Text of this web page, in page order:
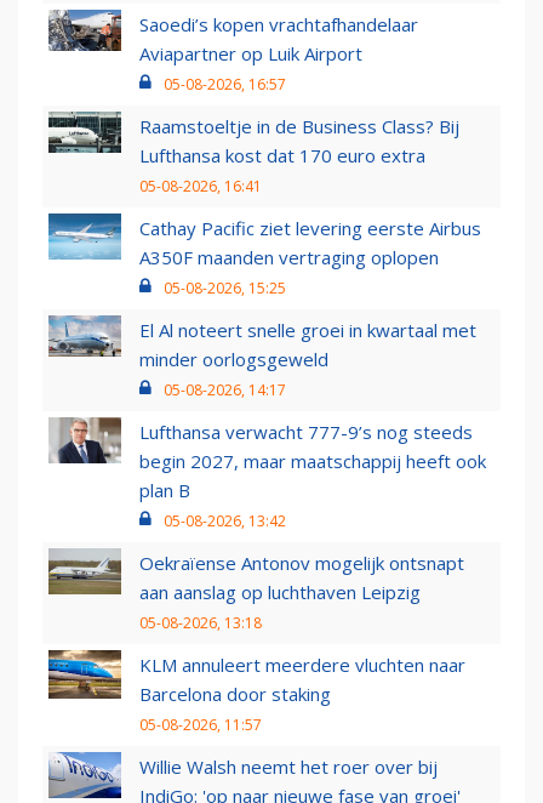
Saoedi’s kopen vrachtafhandelaar
Aviapartner op Luik Airport
05-08-2026, 16:57
Raamstoeltje in de Business Class? Bij
Lufthansa kost dat 170 euro extra
05-08-2026, 16:41
Cathay Pacific ziet levering eerste Airbus
A350F maanden vertraging oplopen
05-08-2026, 15:25
El Al noteert snelle groei in kwartaal met
minder oorlogsgeweld
05-08-2026, 14:17
Lufthansa verwacht 777-9’s nog steeds
begin 2027, maar maatschappij heeft ook
plan B
05-08-2026, 13:42
Oekraïense Antonov mogelijk ontsnapt
aan aanslag op luchthaven Leipzig
05-08-2026, 13:18
KLM annuleert meerdere vluchten naar
Barcelona door staking
05-08-2026, 11:57
Willie Walsh neemt het roer over bij
IndiGo: 'op naar nieuwe fase van groei'